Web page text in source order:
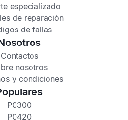
especializado
de reparación
de fallas
Contactos
nosotros
y condiciones
P0300
P0420